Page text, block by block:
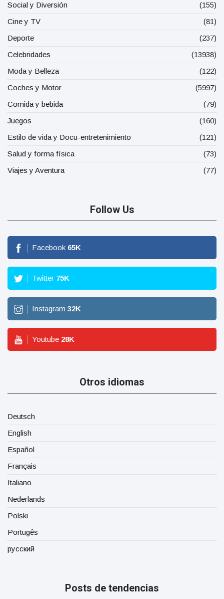
Social y Diversión
(155)
Cine y TV
(81)
Deporte
(237)
Celebridades
(13938)
Moda y Belleza
(122)
Coches y Motor
(5997)
Comida y bebida
(79)
Juegos
(160)
Estilo de vida y Docu-entretenimiento
(121)
Salud y forma física
(73)
Viajes y Aventura
(77)
Follow Us
Facebook 65K
Twitter 75K
Instagram 32K
Youtube 28K
Otros idiomas
Deutsch
English
Español
Français
Italiano
Nederlands
Polski
Portugês
русский
Posts de tendencias